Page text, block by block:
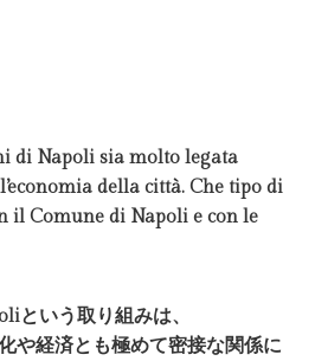
di Napoli sia molto legata
della città. Che tipo di
il Comune di Napoli e con le
という取り組みは、
や経済とも極めて密接な関係に